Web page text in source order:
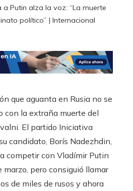
Putin alza la voz: “La muerte
político” | Internacional
que aguanta en Rusia no se
con la extraña muerte del
El partido Iniciativa
candidato, Borís Nadezhdin,
competir con Vladímir Putin
marzo, pero consiguió llamar
de miles de rusos y ahora